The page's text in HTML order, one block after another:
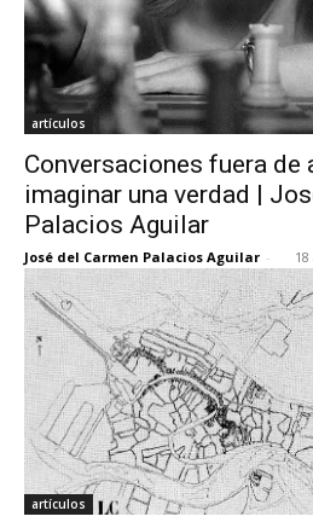
artículos
Conversaciones fuera de
imaginar una verdad |
Palacios Aguilar
José del Carmen Palacios Aguilar -
artículos